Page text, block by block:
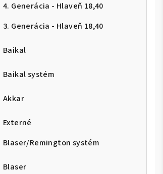
4. Generácia - Hlaveň 18,40
3. Generácia - Hlaveň 18,40
Baikal
Baikal systém
Akkar
Externé
Blaser/Remington systém
Blaser